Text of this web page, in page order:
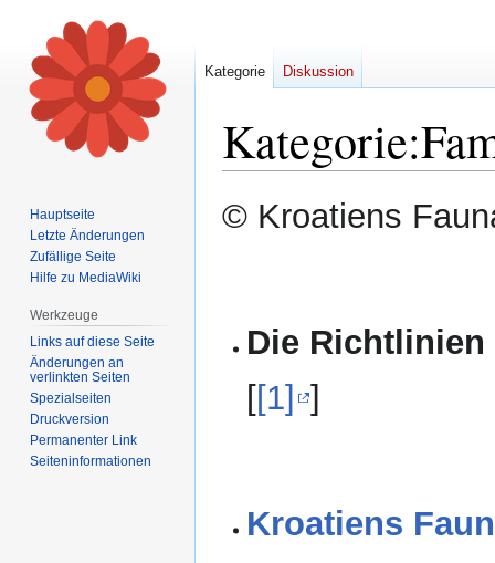
Kategorie:
Zur
Navigation
Zur
Suche
© Kroatiens
Die
[[1] ]
Kroatiens
Kategorie Diskussion
Hauptseite
Letzte Änderungen
Zufällige Seite
Hilfe zu MediaWiki
Werkzeuge
Links auf diese Seite
Änderungen an
verlinkten Seiten
Spezialseiten
Druckversion
Permanenter Link
Seiten­informationen